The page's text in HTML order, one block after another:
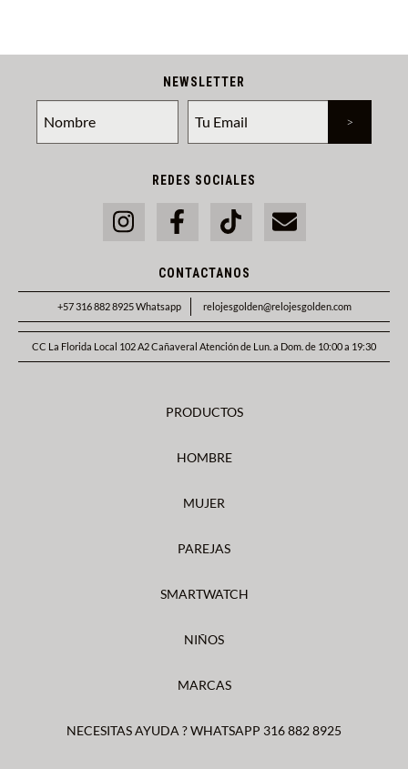
NEWSLETTER
REDES SOCIALES
CONTACTANOS
+57 316 882 8925 Whatsapp relojesgolden@relojesgolden.com
CC La Florida Local 102 A2 Cañaveral Atención de Lun. a Dom. de 10:00 a 19:30
PRODUCTOS
HOMBRE
MUJER
PAREJAS
SMARTWATCH
NIÑOS
MARCAS
NECESITAS AYUDA ? WHATSAPP 316 882 8925